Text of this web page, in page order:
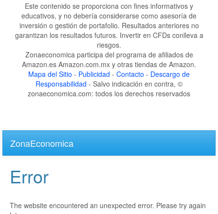
Este contenido se proporciona con fines informativos y
educativos, y no debería considerarse como asesoría de
inversión o gestión de portafolio. Resultados anteriores no
garantizan los resultados futuros. Invertir en CFDs conlleva a
riesgos.
Zonaeconomica participa del programa de afiliados de
Amazon.es Amazon.com.mx y otras tiendas de Amazon.
Mapa del Sitio - Publicidad - Contacto - Descargo de
Responsabilidad - Salvo indicación en contra, ©
zonaeconomica.com: todos los derechos reservados
main
content
ZonaEconomica
Error
The website encountered an unexpected error. Please try again